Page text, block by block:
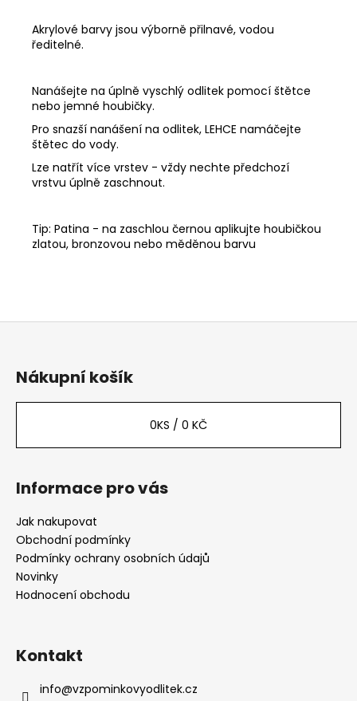
Akrylové barvy jsou výborně přilnavé, vodou
ředitelné.
Nanášejte na úplně vyschlý odlitek pomocí štětce
nebo jemné houbičky.
Pro snazší nanášení na odlitek, LEHCE namáčejte
štětec do vody.
Lze natřít více vrstev - vždy nechte předchozí
vrstvu úplně zaschnout.
Tip: Patina - na zaschlou černou aplikujte houbičkou
zlatou, bronzovou nebo měděnou barvu
Z
Nákupní košík
0KS / 0 KČ
Informace pro vás
Jak nakupovat
Obchodní podmínky
Podmínky ochrany osobních údajů
Novinky
Hodnocení obchodu
Kontakt
info@vzpominkovyodlitek.cz